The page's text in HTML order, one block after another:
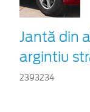
Jantă din
argintiu
2393234